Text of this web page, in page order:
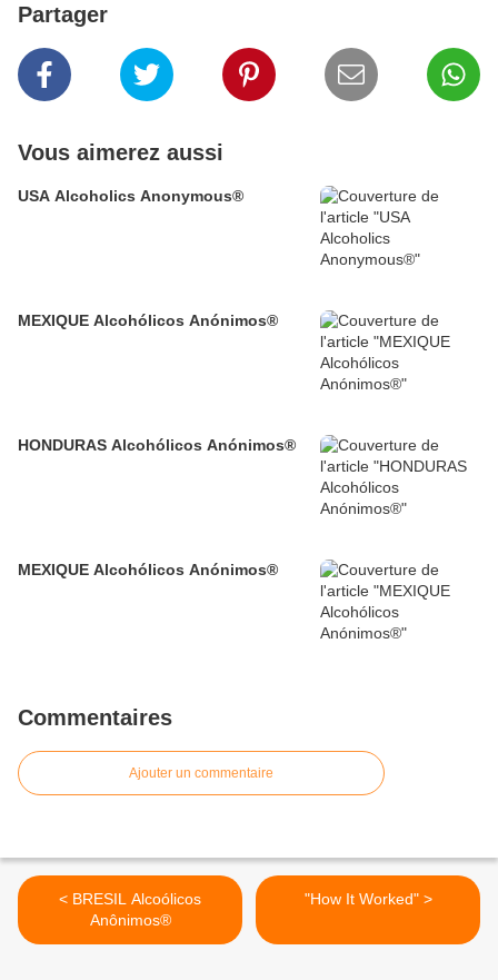
Partager
Vous aimerez aussi
USA Alcoholics Anonymous®
MEXIQUE Alcohólicos Anónimos®
HONDURAS Alcohólicos Anónimos®
MEXIQUE Alcohólicos Anónimos®
Commentaires
Ajouter un commentaire
< BRESIL Alcoólicos
Anônimos®
"How It Worked" >